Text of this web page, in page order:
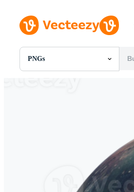
PNGs
Todas Imágenes
Eventos Editoriales